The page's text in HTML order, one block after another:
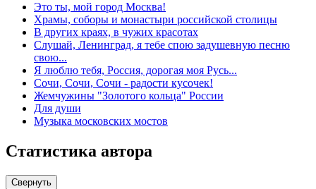
Это ты, мой город Москва!
Храмы, соборы и монастыри российской столицы
В других краях, в чужих красотах
Слушай, Ленинград, я тебе спою задушевную песню
свою...
Я люблю тебя, Россия, дорогая моя Русь...
Сочи, Сочи, Сочи - радости кусочек!
Жемчужины "Золотого кольца" России
Для души
Музыка московских мостов
Статистика автора
Свернуть